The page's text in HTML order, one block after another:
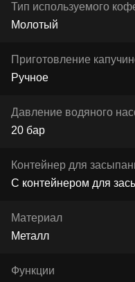
Тип используемого
Молотый
Приготовление
Ручное
Давление водяного
20 бар
Контейнер для
С контейнером для
Материал
Металл
Функции